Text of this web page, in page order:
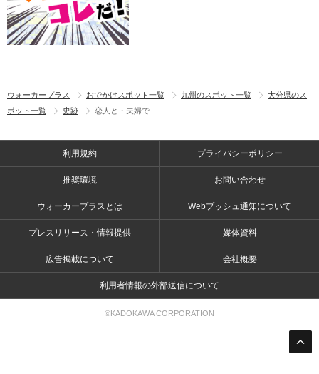
ウォーカープラス おでかけスポット一覧 九州のスポット一覧
大分県のス
ポット一覧
史跡 恋人と・夫婦で
利用規約 プライバシーポリシー
推奨環境 お問い合わせ
ウォーカープラスとは Webプッシュ通知について
プレスリリース・情報提供 媒体資料
広告掲載について 会社概要
利用者情報の外部送信について
©KADOKAWA CORPORATION